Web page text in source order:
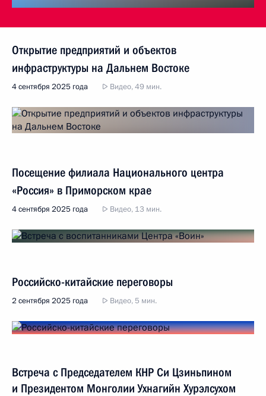
Открытие предприятий и объектов
инфраструктуры на Дальнем Востоке
4 сентября 2025 года Видео, 49 мин.
Посещение филиала Национального центра
«Россия» в Приморском крае
4 сентября 2025 года Видео, 13 мин.
Российско-китайские переговоры
2 сентября 2025 года Видео, 5 мин.
Встреча с Председателем КНР Си Цзиньпином
и Президентом Монголии Ухнагийн Хурэлсухом